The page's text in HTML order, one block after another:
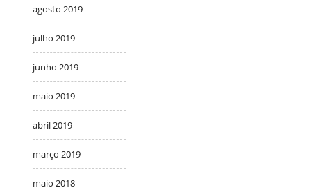
agosto 2019
julho 2019
junho 2019
maio 2019
abril 2019
março 2019
maio 2018